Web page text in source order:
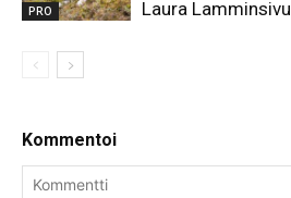
PRO
Laura Lamminsivu
Kommentoi